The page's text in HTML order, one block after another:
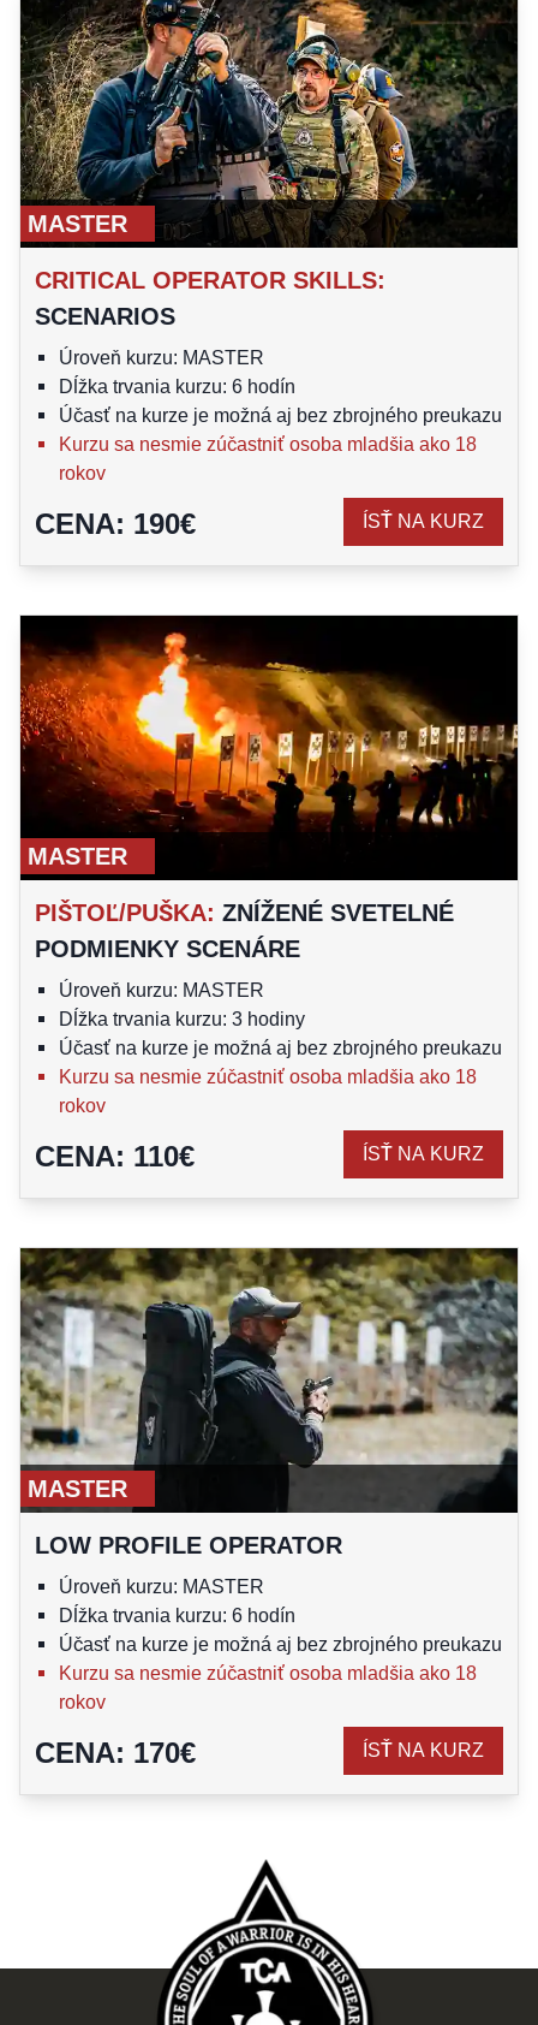
MASTER
CRITICAL OPERATOR SKILLS:
SCENARIOS
Úroveň kurzu: MASTER
Dĺžka trvania kurzu: 6 hodín
Účasť na kurze je možná aj bez zbrojného preukazu
Kurzu sa nesmie zúčastniť osoba mladšia ako 18
rokov
CENA: 190€ ÍSŤ NA KURZ
MASTER
PIŠTOĽ/PUŠKA: ZNÍŽENÉ SVETELNÉ
PODMIENKY SCENÁRE
Úroveň kurzu: MASTER
Dĺžka trvania kurzu: 3 hodiny
Účasť na kurze je možná aj bez zbrojného preukazu
Kurzu sa nesmie zúčastniť osoba mladšia ako 18
rokov
CENA: 110€ ÍSŤ NA KURZ
MASTER
LOW PROFILE OPERATOR
Úroveň kurzu: MASTER
Dĺžka trvania kurzu: 6 hodín
Účasť na kurze je možná aj bez zbrojného preukazu
Kurzu sa nesmie zúčastniť osoba mladšia ako 18
rokov
CENA: 170€ ÍSŤ NA KURZ